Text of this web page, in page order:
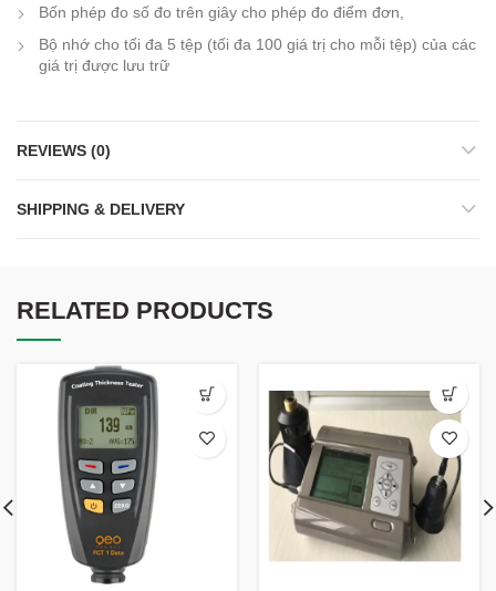
Bốn phép đo số đo trên giây cho phép đo điểm đơn,
Bộ nhớ cho tối đa 5 tệp (tối đa 100 giá trị cho mỗi tệp) của các
giá trị được lưu trữ
REVIEWS (0)
SHIPPING & DELIVERY
RELATED PRODUCTS